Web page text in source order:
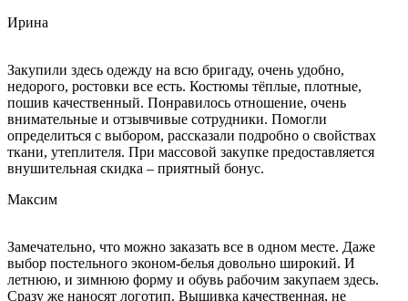
Ирина
Закупили здесь одежду на всю бригаду, очень удобно,
недорого, ростовки все есть. Костюмы тёплые, плотные,
пошив качественный. Понравилось отношение, очень
внимательные и отзывчивые сотрудники. Помогли
определиться с выбором, рассказали подробно о свойствах
ткани, утеплителя. При массовой закупке предоставляется
внушительная скидка – приятный бонус.
Максим
Замечательно, что можно заказать все в одном месте. Даже
выбор постельного эконом-белья довольно широкий. И
летнюю, и зимнюю форму и обувь рабочим закупаем здесь.
Сразу же наносят логотип. Вышивка качественная, не